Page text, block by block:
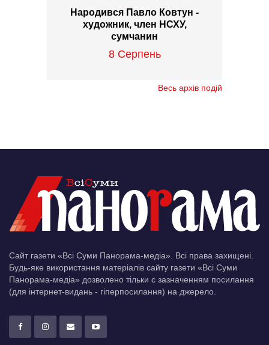
Народився Павло Ковтун -
художник, член НСХУ,
сумчанин
8 Серпень
Весь архів подій
Сайт газети «Всі Суми Панорама-медіа». Всі права захищені.
Будь-яке використання матеріалів сайту газети «Всі Суми
Панорама-медіа» дозволено тільки c зазначенням посилання
(для інтернет-видань - гіперпосилання) на джерело.